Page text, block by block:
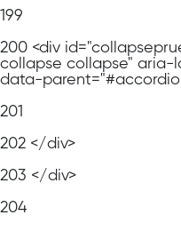
199
200 <div
collapse collapse" aria-
data-
201
202 </div>
203 </div>
204